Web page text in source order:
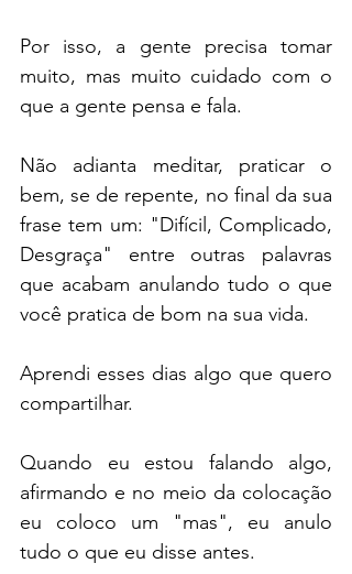
Por isso, a gente precisa tomar
muito, mas muito cuidado com o
que a gente pensa e fala.
Não adianta meditar, praticar o
bem, se de repente, no final da sua
frase tem um: "Difícil, Complicado,
Desgraça" entre outras palavras
que acabam anulando tudo o que
você pratica de bom na sua vida.
Aprendi esses dias algo que quero
compartilhar.
Quando eu estou falando algo,
afirmando e no meio da colocação
eu coloco um "mas", eu anulo
tudo o que eu disse antes.